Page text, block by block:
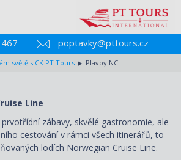
poptavky@pttours.cz
světě s CK PT Tours Plavby NCL
Line
zábavy, skvělé gastronomie, ale
cestování v rámci všech itinerářů, to
lodích Norwegian Cruise Line.